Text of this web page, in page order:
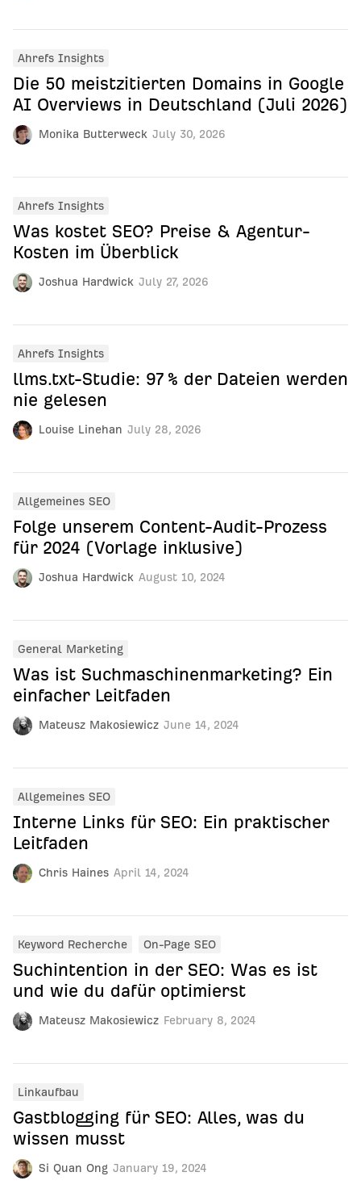
Monika Butterweck July 30, 2026
Ahrefs Insights
Die 50 meistzitierten Domains in Google
AI Overviews in Deutschland (Juli 2026)
Joshua Hardwick July 27, 2026
Ahrefs Insights
Was kostet SEO? Preise & Agentur-
Kosten im Überblick
Louise Linehan July 28, 2026
Ahrefs Insights
llms.txt-Studie: 97 % der Dateien werden
nie gelesen
Joshua Hardwick August 10, 2024
Allgemeines SEO
Folge unserem Content-Audit-Prozess
für 2024 (Vorlage inklusive)
Mateusz Makosiewicz June 14, 2024
General Marketing
Was ist Suchmaschinenmarketing? Ein
einfacher Leitfaden
Chris Haines April 14, 2024
Allgemeines SEO
Interne Links für SEO: Ein praktischer
Leitfaden
Mateusz Makosiewicz February 8, 2024
Keyword Recherche On-Page SEO
Suchintention in der SEO: Was es ist
und wie du dafür optimierst
Si Quan Ong January 19, 2024
Linkaufbau
Gastblogging für SEO: Alles, was du
wissen musst